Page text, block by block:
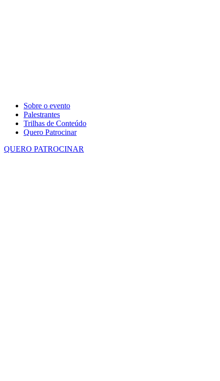
Sobre o evento
Palestrantes
Trilhas de Conteúdo
Quero Patrocinar
QUERO PATROCINAR